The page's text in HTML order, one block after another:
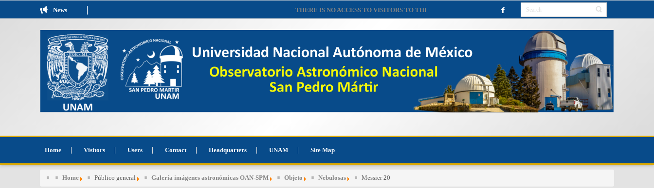
News THERE IS NO ACCESS TO VISITORS TO THE OBSERVATORY UNTIL FURTHER NOTICE
Home Visitors Users Contact Headquarters UNAM Site Map
Home Público general Galería imágenes astronómicas OAN-SPM Objeto Nebulosas Messier 20